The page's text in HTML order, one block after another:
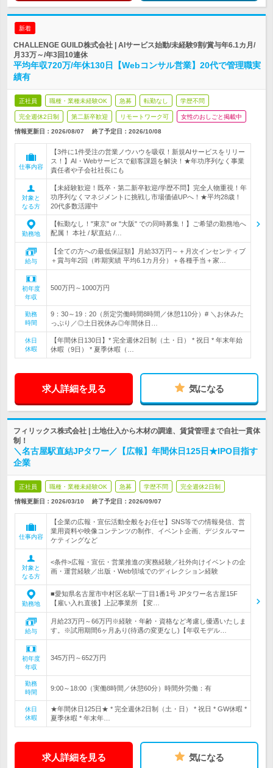
新着
CHALLENGE GUILD株式会社 | AIサービス始動/未経験9割/賞与年6.1カ月/
月33万～/年3回10連休
平均年収720万/年休130日【Webコンサル営業】20代で管理職実
績有
正社員 職種・業種未経験OK 急募 転勤なし 学歴不問
完全週休2日制 第二新卒歓迎 リモートワーク可 女性のおしごと掲載中
情報更新日：2026/08/07 終了予定日： 2026/10/08
仕事内容
【3件に1件受注の営業ノウハウを吸収！新規AIサービスをリリー
ス！】AI・Webサービスで顧客課題を解決！★年功序列なく事業
責任者や子会社社長にも
対象と
なる方
【未経験歓迎！既卒・第二新卒歓迎/学歴不問】完全人物重視！年
功序列なくマネジメントに挑戦し市場価値UPへ！★平均28歳！
20代多数活躍中
勤務地
【転勤なし！"東京" or "大阪" での同時募集！】ご希望の勤務地へ
配属！ 本社 / 駅直結 /…
給与
【全ての方への最低保証額】月給33万円～＋月次インセンティブ
＋賞与年2回（昨期実績 平均6.1カ月分）＋各種手当＋家…
初年度
年収
500万円～1000万円
勤務
時間
9：30～19：20（所定労働時間8時間／休憩110分）# ＼お休みた
っぷり／◎土日祝休み◎年間休日…
休日
休暇
【年間休日130日】* 完全週休2日制（土・日） * 祝日 * 年末年始
休暇（9日） * 夏季休暇（…
求人詳細を見る 気になる
フィリックス株式会社 | 土地仕入から木材の調達、賃貸管理まで自社一貫体
制！
＼名古屋駅直結JPタワー／【広報】年間休日125日★IPO目指す
企業
正社員 職種・業種未経験OK 急募 学歴不問 完全週休2日制
情報更新日：2026/03/10 終了予定日： 2026/09/07
仕事内容
【企業の広報・宣伝活動全般をお任せ】SNS等での情報発信、営
業用資料や映像コンテンツの制作、イベント企画、デジタルマー
ケティングなど
対象と
なる方
<条件>広報・宣伝・営業推進の実務経験／社外向けイベントの企
画・運営経験／出版・Web領域でのディレクション経験
勤務地
■愛知県名古屋市中村区名駅一丁目1番1号 JPタワー名古屋15F
【雇い入れ直後】上記事業所 【変…
給与
月給23万円～66万円※経験・年齢・資格など考慮し優遇いたしま
す。※試用期間6ヶ月あり(待遇の変更なし)【年収モデル…
初年度
年収
345万円～652万円
勤務
時間
9:00～18:00（実働8時間／休憩60分）時間外労働：有
休日
休暇
★年間休日125日★ * 完全週休2日制（土・日） * 祝日 * GW休暇 *
夏季休暇 * 年末年…
求人詳細を見る 気になる